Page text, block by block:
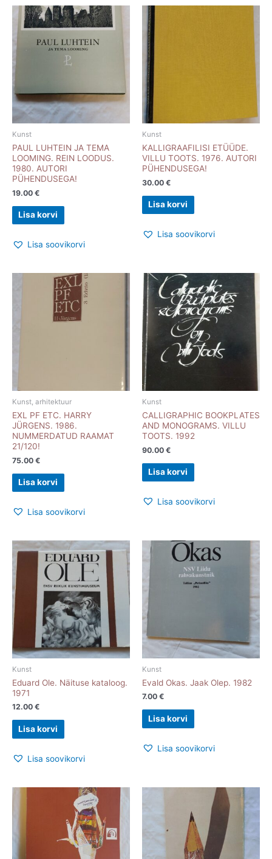
Kunst
PAUL LUHTEIN JA TEMA
LOOMING. REIN LOODUS.
1980. AUTORI
PÜHENDUSEGA!
19.00 €
Lisa korvi
Lisa soovikorvi
Kunst
KALLIGRAAFILISI ETÜÜDE.
VILLU TOOTS. 1976. AUTORI
PÜHENDUSEGA!
30.00 €
Lisa korvi
Lisa soovikorvi
Kunst, arhitektuur
EXL PF ETC. HARRY
JÜRGENS. 1986.
NUMMERDATUD RAAMAT
21/120!
75.00 €
Lisa korvi
Lisa soovikorvi
Kunst
CALLIGRAPHIC BOOKPLATES
AND MONOGRAMS. VILLU
TOOTS. 1992
90.00 €
Lisa korvi
Lisa soovikorvi
Kunst
Eduard Ole. Näituse kataloog.
1971
12.00 €
Lisa korvi
Lisa soovikorvi
Kunst
Evald Okas. Jaak Olep. 1982
7.00 €
Lisa korvi
Lisa soovikorvi